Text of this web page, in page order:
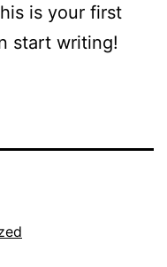
is your first
start writing!